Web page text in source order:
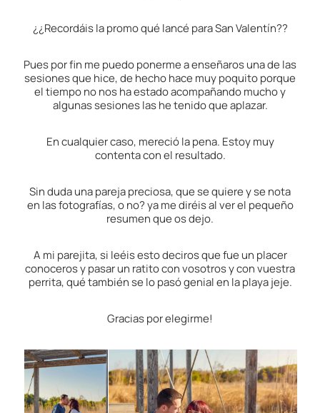
¿¿Recordáis la promo qué lancé para San Valentín??
Pues por fin me puedo ponerme a enseñaros una de las
sesiones que hice, de hecho hace muy poquito porque
el tiempo no nos ha estado acompañando mucho y
algunas sesiones las he tenido que aplazar.
En cualquier caso, mereció la pena. Estoy muy
contenta con el resultado.
Sin duda una pareja preciosa, que se quiere y se nota
en las fotografías, o no? ya me diréis al ver el pequeño
resumen que os dejo.
A mi parejita, si leéis esto deciros que fue un placer
conoceros y pasar un ratito con vosotros y con vuestra
perrita, qué también se lo pasó genial en la playa jeje.
Gracias por elegirme!